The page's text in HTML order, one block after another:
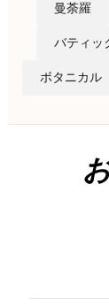
曼荼羅
バティッ
ボタニカル